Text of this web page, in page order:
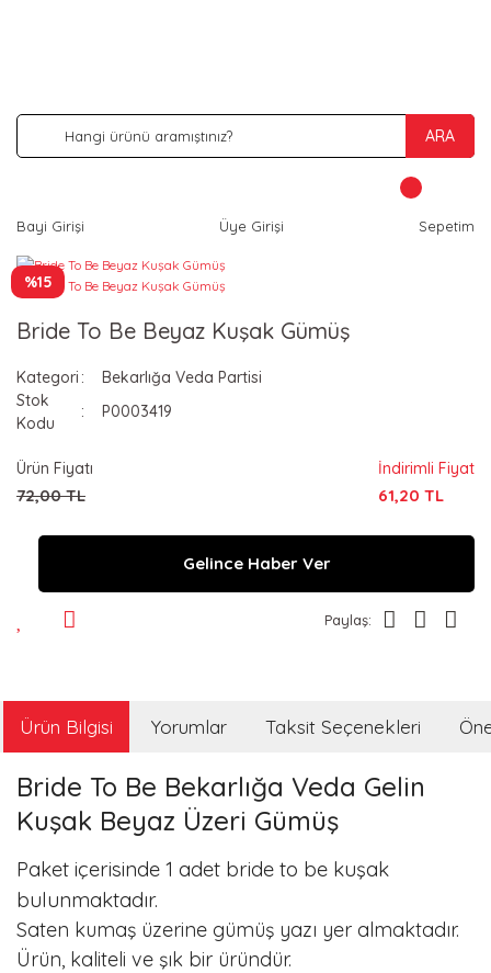
ARA
Bayi Girişi Üye Girişi Sepetim
%15
Bride To Be Beyaz Kuşak Gümüş
Kategori
Bekarlığa Veda Partisi
Stok
Kodu
P0003419
Ürün Fiyatı
72,00 TL
İndirimli Fiyat
61,20 TL
Gelince Haber Ver
Paylaş:
Ürün Bilgisi Yorumlar Taksit Seçenekleri
Bride To Be Bekarlığa Veda Gelin
Kuşak Beyaz Üzeri Gümüş
Paket içerisinde 1 adet bride to be kuşak
bulunmaktadır.
Saten kumaş üzerine gümüş yazı yer almaktadır.
Ürün, kaliteli ve şık bir üründür.